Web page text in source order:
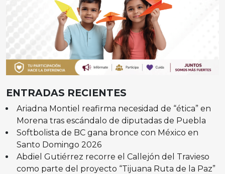
ENTRADAS RECIENTES
Ariadna Montiel reafirma necesidad de “ética” en
Morena tras escándalo de diputadas de Puebla
Softbolista de BC gana bronce con México en
Santo Domingo 2026
Abdiel Gutiérrez recorre el Callejón del Travieso
como parte del proyecto “Tijuana Ruta de la Paz”